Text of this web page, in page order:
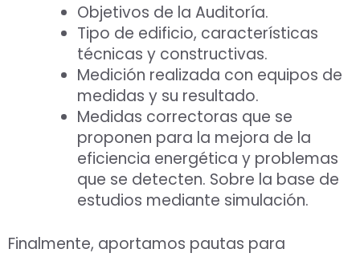
Objetivos de la Auditoría.
Tipo de edificio, características
técnicas y constructivas.
Medición realizada con equipos de
medidas y su resultado.
Medidas correctoras que se
proponen para la mejora de la
eficiencia energética y problemas
que se detecten. Sobre la base de
estudios mediante simulación.
Finalmente, aportamos pautas para